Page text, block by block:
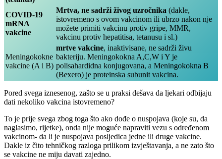
COVID-19
mRNA
vakcine
Mrtva, ne sadrži živog uzročnika (dakle,
istovremeno s ovom vakcinom ili ubrzo nakon nje
možete primiti vakcinu protiv gripe, MMR,
vakcinu protiv hepatitisa, tetanusu i sl.)
Meningokokne
vakcine (A i B)
mrtve vakcine, inaktivisane, ne sadrži živu
bakteriju. Meningokokna A,C,W i Y je
polisahardidna konjugovana, a Meningokokna B
(Bexero) je proteinska subunit vakcina.
Pored svega iznesenog, zašto se u praksi dešava da ljekari odbijaju
dati nekoliko vakcina istovremeno?
To je prije svega zbog toga što ako dođe o nuspojava (koje su, da
naglasimo, rijetke), onda nije moguće napraviti vezu s određenom
vakcinom- da li je nuspojava posljedica jedne ili druge vakcine.
Dakle iz čito tehničkog razloga prilikom izvještavanja, a ne zato što
se vakcine ne miju davati zajedno.